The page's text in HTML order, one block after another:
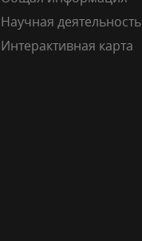
Научная деятельность
Интерактивная карта